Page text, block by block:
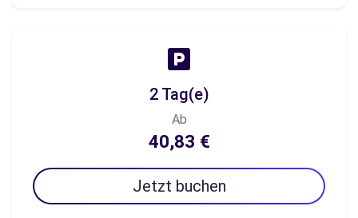
2 Tag(e)
Ab
40,83 €
Jetzt buchen